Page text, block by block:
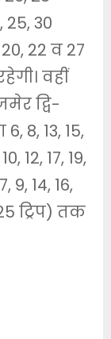
25, 30
22 व 27
वहीं
द्वि-
8, 13, 15,
12, 17, 19,
9, 14, 16,
ट्रिप) तक